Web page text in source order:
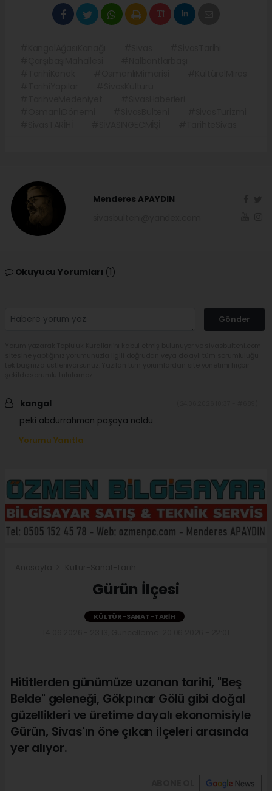
Menderes APAYDIN
Okuyucu Yorumları (1)
Gönder
kangal
peki abdurrahman paşaya noldu
Yorumu Yanıtla
Gürün İlçesi
KÜLTÜR-SANAT-TARIH
Hititlerden günümüze uzanan tarihi, "Beş
Belde" geleneği, Gökpınar Gölü gibi doğal
güzellikleri ve üretime dayalı ekonomisiyle
Gürün, Sivas'ın öne çıkan ilçeleri arasında
yer alıyor.